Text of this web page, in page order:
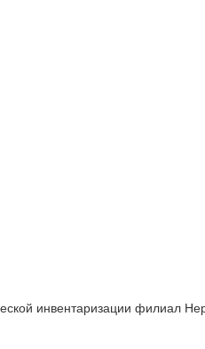
инвентаризации филиал